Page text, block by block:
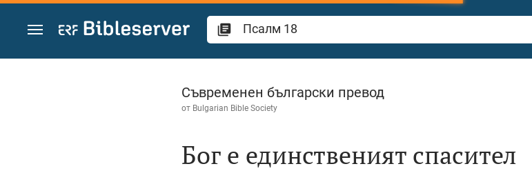
Преминете към съдържанието
Псалм 18
Съвременен български превод
от Bulgarian Bible Society
Бог е единственият спасител